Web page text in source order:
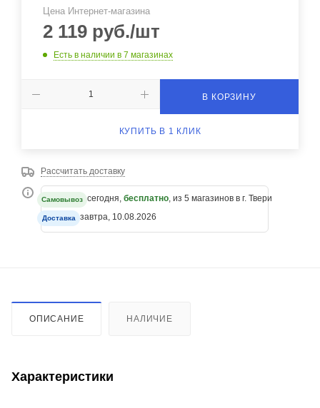
Цена Интернет-магазина
2 119 руб./шт
Есть в наличии в 7 магазинах
В КОРЗИНУ
КУПИТЬ В 1 КЛИК
Рассчитать доставку
Самовывоз сегодня, бесплатно, из 5 магазинов в г. Твери
Доставка завтра, 10.08.2026
ОПИСАНИЕ НАЛИЧИЕ
Характеристики